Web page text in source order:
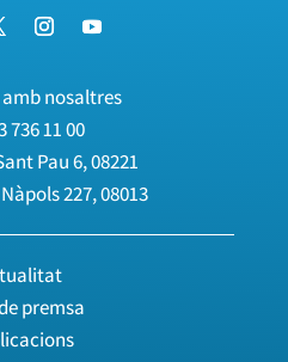
nosaltres
736 11 00
Pau 6, 08221
227, 08013
premsa